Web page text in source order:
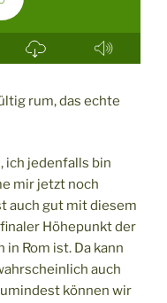
rum, das echte
ich jedenfalls bin
mir jetzt noch
auch gut mit diesem
Höhepunkt der
Rom ist. Da kann
auch
können wir